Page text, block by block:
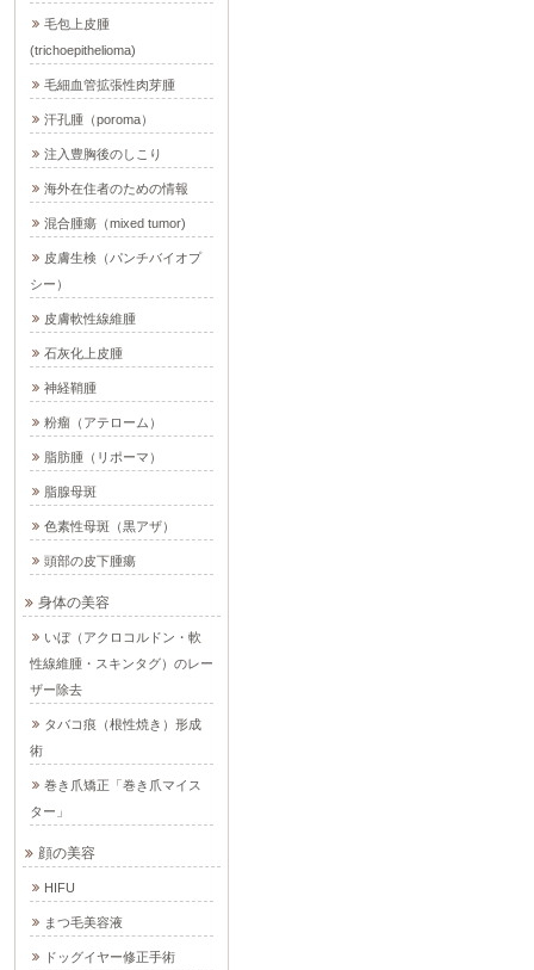
毛包上皮腫
(trichoepithelioma)
毛細血管拡張性肉芽腫
汗孔腫（poroma）
注入豊胸後のしこり
海外在住者のための情報
混合腫瘍（mixed tumor)
皮膚生検（パンチバイオプ
シー）
皮膚軟性線維腫
石灰化上皮腫
神経鞘腫
粉瘤（アテローム）
脂肪腫（リポーマ）
脂腺母斑
色素性母斑（黒アザ）
頭部の皮下腫瘍
身体の美容
いぼ（アクロコルドン・軟
性線維腫・スキンタグ）のレー
ザー除去
タバコ痕（根性焼き）形成
術
巻き爪矯正「巻き爪マイス
ター」
顔の美容
HIFU
まつ毛美容液
ドッグイヤー修正手術